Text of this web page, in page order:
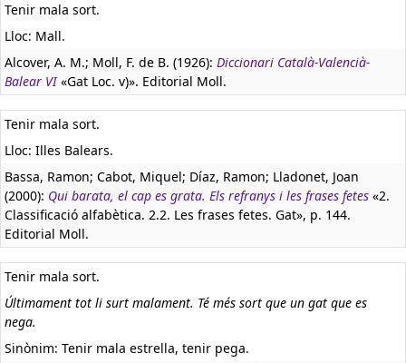
Tenir mala sort.
Lloc: Mall.
Alcover, A. M.; Moll, F. de B. (1926): Diccionari Català-Valencià-
Balear VI«Gat Loc. v)». Editorial Moll.
Tenir mala sort.
Lloc: Illes Balears.
Bassa, Ramon; Cabot, Miquel; Díaz, Ramon; Lladonet, Joan
(2000): Qui barata, el cap es grata. Els refranys i les frases fetes «2.
Classificació alfabètica. 2.2. Les frases fetes. Gat», p. 144.
Editorial Moll.
Tenir mala sort.
Últimament tot li surt malament. Té més sort que un gat que es
nega.
Sinònim: Tenir mala estrella, tenir pega.